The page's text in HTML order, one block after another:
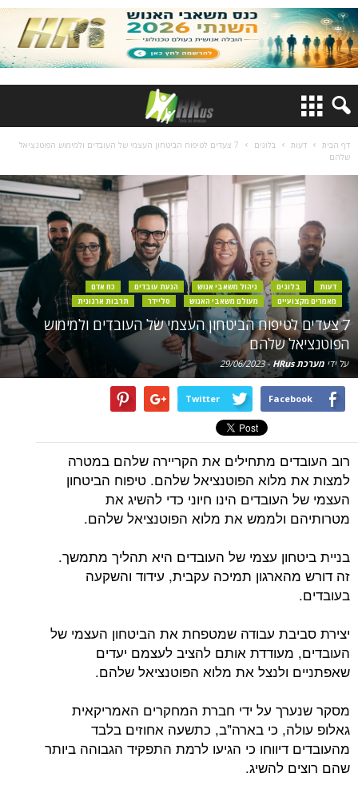
דף הבית דעות בלוגים
7 צעדים לטיפוח הביטחון העצמי של העובדים ולמימוש הפוטנציאל
שלהם
דעות בלוגים ניהול משאבי אנוש הנעת עובדים
כח אדם
מאמרים מקצועיים
מעולם משאבי האנוש סליידר תרבות ארגונית
7 צעדים לטיפוח הביטחון העצמי של העובדים ולמימוש
הפוטנציאל שלהם
על ידי מערכת HRus -
29/06/2023
Facebook
Twitter
רוב העובדים מתחילים את הקריירה שלהם במטרה
למצות את מלוא הפוטנציאל שלהם. טיפוח הביטחון
העצמי של העובדים הינו חיוני כדי להשיג את
מטרותיהם ולממש את מלוא הפוטנציאל שלהם.
בניית ביטחון עצמי של העובדים היא תהליך מתמשך.
זה דורש מהארגון תמיכה עקבית, עידוד והשקעה
בעובדים.
יצירת סביבת עבודה שמטפחת את הביטחון העצמי של
העובדים, מעודדת אותם להציב לעצמם יעדים
שאפתניים ולנצל את מלוא הפוטנציאל שלהם.
מסקר שנערך על ידי חברת המחקרים האמריקאית
גאלופ עולה, כי בארה"ב, כתשעה אחוזים בלבד
מהעובדים דיווחו כי הגיעו לרמת התפקיד הגבוהה ביותר
שהם רוצים להשיג.